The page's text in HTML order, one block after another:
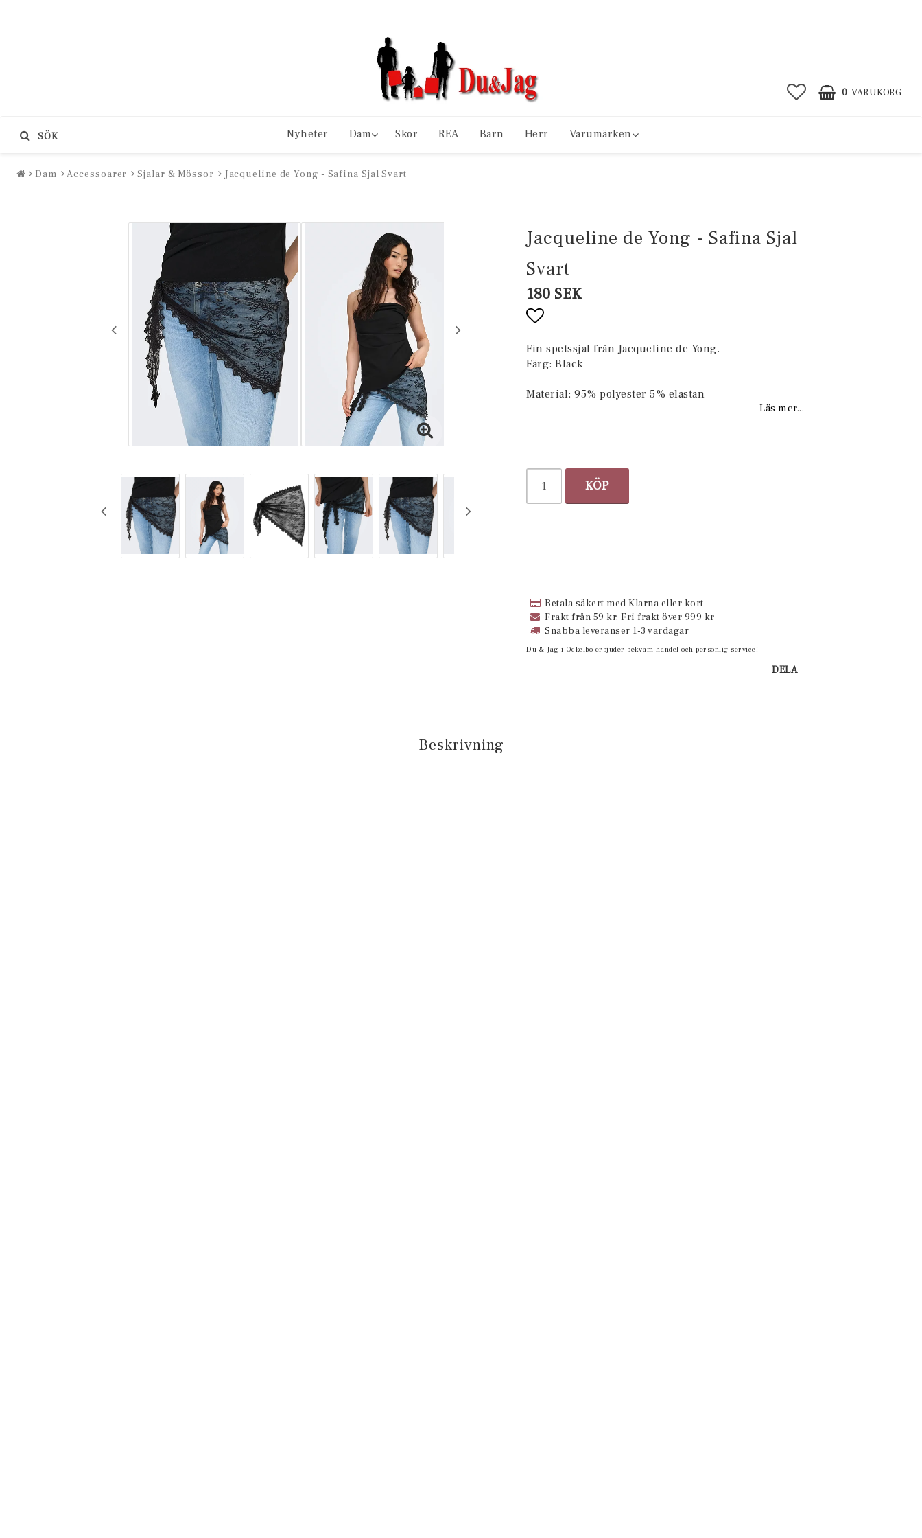
0 VARUKORG
Nyheter Dam Skor REA Barn Herr Varumärken
SÖK
Dam Accessoarer Sjalar & Mössor Jacqueline de Yong - Safina Sjal Svart
Jacqueline de Yong - Safina Sjal
Svart
180 SEK
Lägg till i favoritlistan
Fin spetssjal från Jacqueline de Yong.
Färg: Black
Material: 95% polyester 5% elastan
Läs mer...
KÖP
Betala säkert med Klarna eller kort
Frakt från 59 kr. Fri frakt över 999 kr
Snabba leveranser 1-3 vardagar
Du & Jag i Ockelbo erbjuder bekväm handel och personlig service!
DELA
Beskrivning